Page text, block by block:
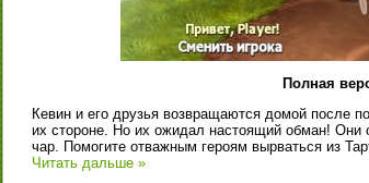
Полная
Кевин и его друзья возвращаются домой после
их стороне. Но их ожидал настоящий обман! Они
чар. Помогите отважным героям вырваться из
Читать дальше »